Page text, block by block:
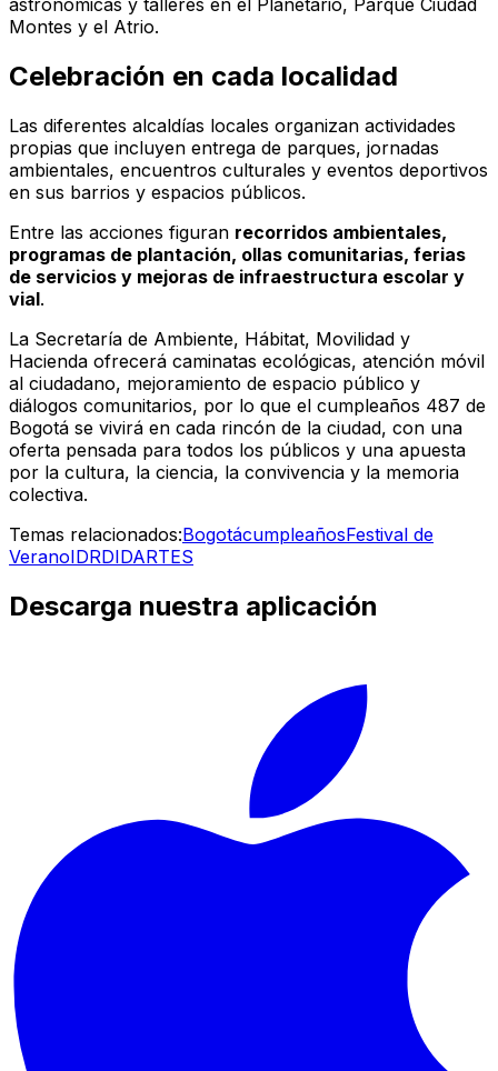
astronómicas y talleres en el Planetario, Parque Ciudad
Montes y el Atrio.
Celebración en cada localidad
Las diferentes alcaldías locales organizan actividades
propias que incluyen entrega de parques, jornadas
ambientales, encuentros culturales y eventos deportivos
en sus barrios y espacios públicos.
Entre las acciones figuran recorridos ambientales,
programas de plantación, ollas comunitarias, ferias
de servicios y mejoras de infraestructura escolar y
vial.
La Secretaría de Ambiente, Hábitat, Movilidad y
Hacienda ofrecerá caminatas ecológicas, atención móvil
al ciudadano, mejoramiento de espacio público y
diálogos comunitarios, por lo que el cumpleaños 487 de
Bogotá se vivirá en cada rincón de la ciudad, con una
oferta pensada para todos los públicos y una apuesta
por la cultura, la ciencia, la convivencia y la memoria
colectiva.
Temas relacionados:BogotácumpleañosFestival de
VeranoIDRDIDARTES
Descarga nuestra aplicación